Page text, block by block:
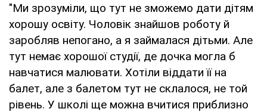
"Ми зрозуміли, що тут не зможемо дати дітям
хорошу освіту. Чоловік знайшов роботу й
заробляв непогано, а я займалася дітьми. Але
тут немає хорошої студії, де дочка могла б
навчатися малювати. Хотіли віддати її на
балет, але з балетом тут не склалося, не той
рівень. У школі ще можна вчитися приблизно